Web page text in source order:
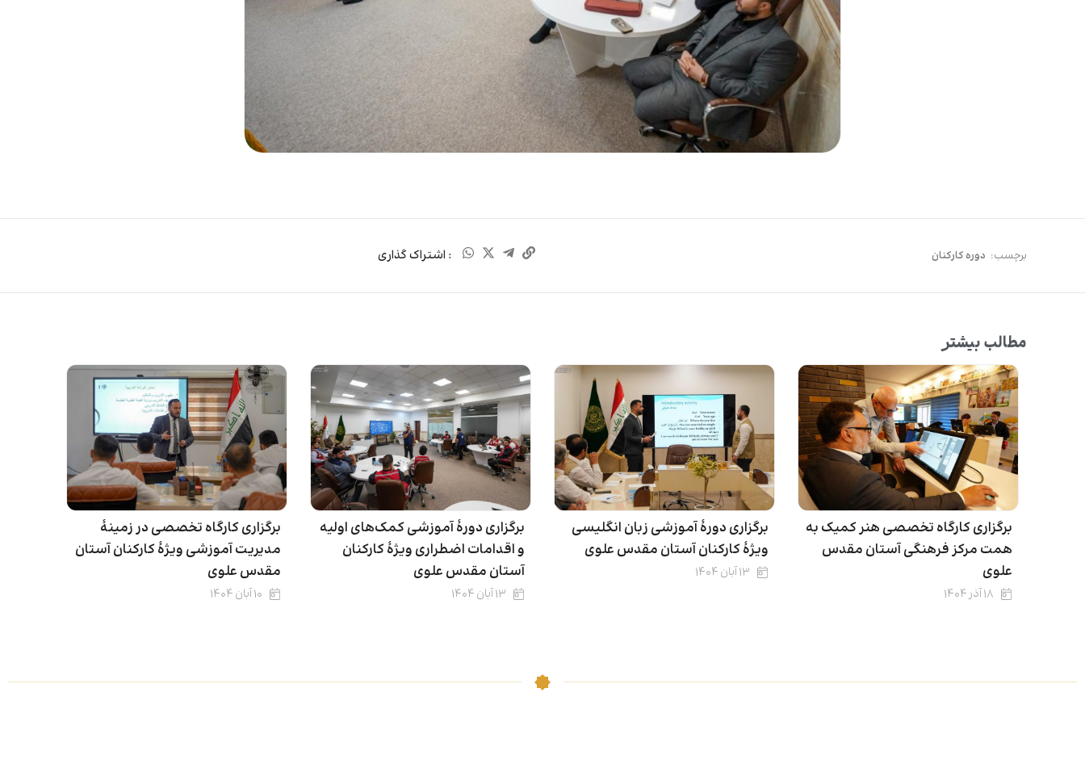
برچسب: دوره کارکنان : اشتراک گذاری
مطالب بیشتر
برگزاری کارگاه تخصصی هنر کمیک به
همت مرکز فرهنگی آستان مقدس
علوی
۱۸ آذر ۱۴۰۴
برگزاری دورۀ آموزشی زبان انگلیسی
ویژۀ کارکنان آستان مقدس علوی
۱۳ آبان ۱۴۰۴
برگزاری دورۀ آموزشی کمک‌های اولیه
و اقدامات اضطراری ویژۀ کارکنان
آستان مقدس علوی
۱۳ آبان ۱۴۰۴
برگزاری کارگاه تخصصی در زمینۀ
مدیریت آموزشی ویژۀ کارکنان آستان
مقدس علوی
۱۰ آبان ۱۴۰۴